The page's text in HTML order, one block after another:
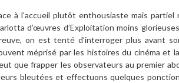
à l’accueil plutôt enthousiaste mais partiel
d’œuvres d’Exploitation moins
on est tenté d’interroger plus avant
méprisé par les histoires du cinéma et
que frapper les observateurs au premier
bleutées et effectuons quelques